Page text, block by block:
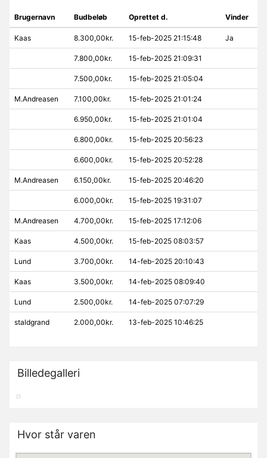
Brugernavn Budbeløb Oprettet d. Vinder
Kaas 8.300,00kr. 15-feb-2025 21:15:48 Ja
7.800,00kr. 15-feb-2025 21:09:31
7.500,00kr. 15-feb-2025 21:05:04
M.Andreasen 7.100,00kr. 15-feb-2025 21:01:24
6.950,00kr. 15-feb-2025 21:01:04
6.800,00kr. 15-feb-2025 20:56:23
6.600,00kr. 15-feb-2025 20:52:28
M.Andreasen 6.150,00kr. 15-feb-2025 20:46:20
6.000,00kr. 15-feb-2025 19:31:07
M.Andreasen 4.700,00kr. 15-feb-2025 17:12:06
Kaas 4.500,00kr. 15-feb-2025 08:03:57
Lund 3.700,00kr. 14-feb-2025 20:10:43
Kaas 3.500,00kr. 14-feb-2025 08:09:40
Lund 2.500,00kr. 14-feb-2025 07:07:29
staldgrand 2.000,00kr. 13-feb-2025 10:46:25
Billedegalleri
Hvor står varen